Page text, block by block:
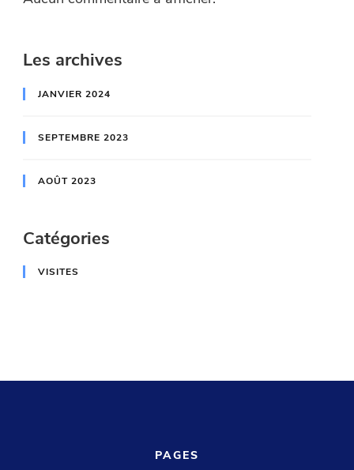
Les archives
JANVIER 2024
SEPTEMBRE 2023
AOÛT 2023
Catégories
VISITES
PAGES